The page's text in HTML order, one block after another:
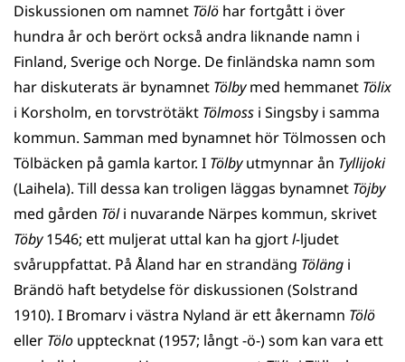
Diskussionen om namnet Tölö har fortgått i över
hundra år och berört också andra liknande namn i
Finland, Sverige och Norge. De finländska namn som
har diskuterats är bynamnet Tölbymed hemmanet Tölix
i Korsholm, en torvströtäkt Tölmoss i Singsby i samma
kommun. Samman med bynamnet hör Tölmossen och
Tölbäcken på gamla kartor. I Tölbyutmynnar ån Tyllijoki
(Laihela). Till dessa kan troligen läggas bynamnet Töjby
med gården Töli nuvarande Närpes kommun, skrivet
Töby1546; ett muljerat uttal kan ha gjortl-ljudet
svåruppfattat. På Åland har en strandäng Töläng i
Brändö haft betydelse för diskussionen (Solstrand
1910). I Bromarv i västra Nyland är ett åkernamn Tölö
eller Tölo upptecknat (1957; långt -ö-) som kan vara ett